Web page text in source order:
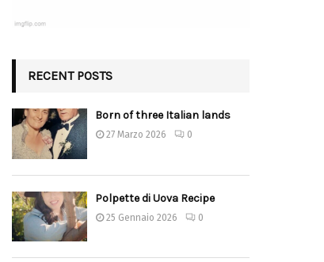
RECENT POSTS
Born of three Italian lands
27 Marzo 2026 0
Polpette di Uova Recipe
25 Gennaio 2026 0